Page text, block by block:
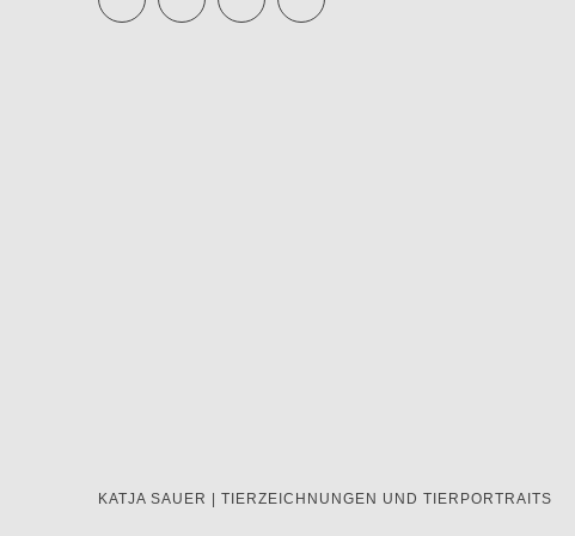
KATJA SAUER | TIERZEICHNUNGEN UND TIERPORTRAITS